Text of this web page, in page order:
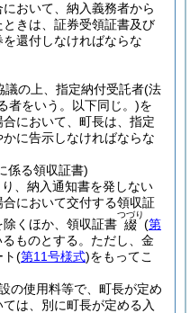
において、納入義務者から
きは、証券受領証書及び
還付しなければならな
の上、指定納付受託者(法
者をいう。以下同じ。)を
合において、町長は、指定
に告示しなければならな
係る領収証書)
、納入通知書を発しない
において交付する領収証
くほか、領収証書 綴
つづり
(第
ものとする。 ただし、金
(第11号様式)をもってこ
の使用料等で、町長が定め
は、別に町長が定める入